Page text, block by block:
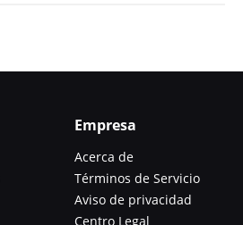
Empresa
Acerca de
Términos de Servicio
Aviso de privacidad
Centro Legal